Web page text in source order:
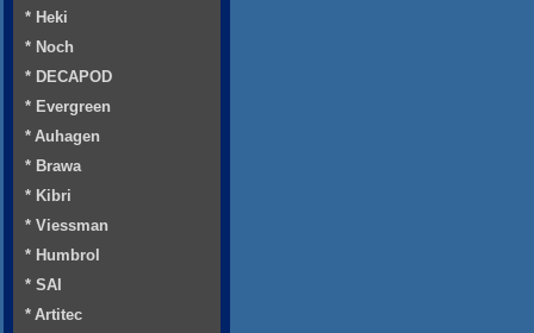
* Heki
* Noch
* DECAPOD
* Evergreen
* Auhagen
* Brawa
* Kibri
* Viessman
* Humbrol
* SAI
* Artitec